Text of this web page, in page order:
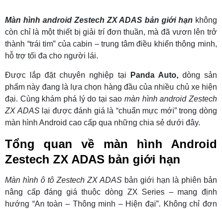
Màn hình android Zestech ZX ADAS bản giới hạn không
còn chỉ là một thiết bị giải trí đơn thuần, mà đã vươn lên trở
thành “trái tim” của cabin – trung tâm điều khiển thông minh,
hỗ trợ tối đa cho người lái.
Được lắp đặt chuyên nghiệp tại Panda Auto,dòng sản
phẩm này đang là lựa chọn hàng đầu của nhiều chủ xe hiện
đại. Cùng khám phá lý do tại saomàn hình android Zestech
ZX ADASlại được đánh giá là “chuẩn mực mới” trong dòng
màn hình Android cao cấp qua những chia sẻ dưới đây.
Tổng quan về màn hình Android
Zestech ZX ADAS bản giới hạn
Màn hình ô tô Zestech ZX ADAS bản giới hạn là phiên bản
nâng cấp đáng giá thuộc dòng ZX Series – mang định
hướng “An toàn – Thông minh – Hiện đại”. Không chỉ đơn